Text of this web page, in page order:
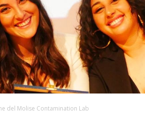
del Molise Contamination Lab